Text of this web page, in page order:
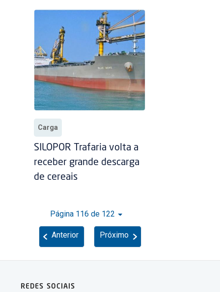
Carga
SILOPOR Trafaria volta a
receber grande descarga
de cereais
Página 116 de 122
Anterior Próximo
REDES SOCIAIS